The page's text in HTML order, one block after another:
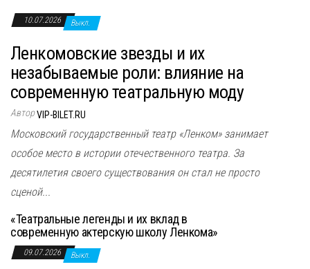
10.07.2026 Выкл.
Ленкомовские звезды и их
незабываемые роли: влияние на
современную театральную моду
АвторVIP-BILET.RU
Московский государственный театр «Ленком» занимает
особое место в истории отечественного театра. За
десятилетия своего существования он стал не просто
сценой...
«Театральные легенды и их вклад в
современную актерскую школу Ленкома»
09.07.2026 Выкл.